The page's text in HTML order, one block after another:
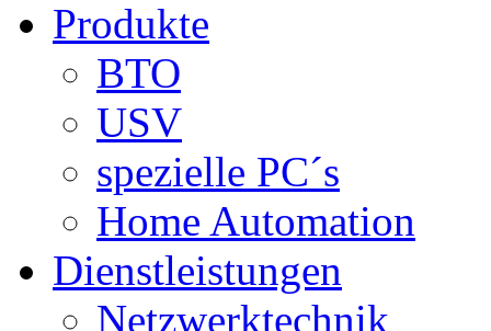
Produkte
BTO
USV
spezielle PC´s
Home Automation
Dienstleistungen
Netzwerktechnik